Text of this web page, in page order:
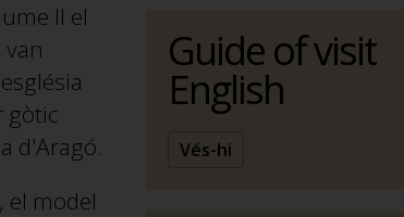
II el
gòtic
d'Aragó.
el model
Guide of visit
English
Vés-hi